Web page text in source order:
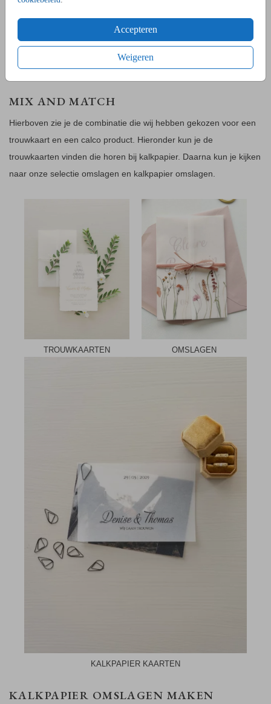
Accepteren
Weigeren
Folie:mogelijk
Minimale oplage:
Let op:de kleur wit kan niet gedrukt worden op kalkpapier
MIX AND MATCH
Hierboven zie je de combinatie die wij hebben gekozen voor een
trouwkaart en een calco product. Hieronder kun je de
trouwkaarten vinden die horen bij kalkpapier. Daarna kun je kijken
naar onze selectie omslagen en kalkpapier omslagen.
TROUWKAARTEN OMSLAGEN
KALKPAPIER KAARTEN
KALKPAPIER OMSLAGEN MAKEN